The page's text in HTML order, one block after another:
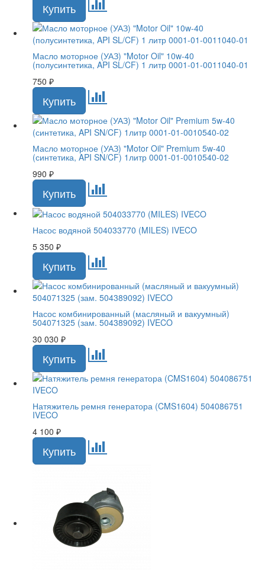
Масло моторное (УАЗ) "Motor Oil" 10w-40
(полусинтетика, API SL/CF) 1 литр 0001-01-0011040-01
750 ₽
Масло моторное (УАЗ) "Motor Oil" Premium 5w-40
(синтетика, API SN/CF) 1литр 0001-01-0010540-02
990 ₽
Насос водяной 504033770 (MILES) IVECO
5 350 ₽
Насос комбинированный (масляный и вакуумный)
504071325 (зам. 504389092) IVECO
30 030 ₽
Натяжитель ремня генератора (CMS1604) 504086751
IVECO
4 100 ₽